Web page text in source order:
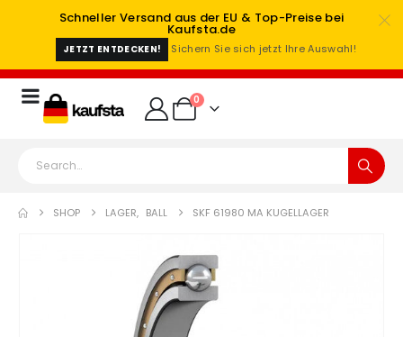
Schneller Versand aus der EU & Top-Preise bei
Kaufsta.de
JETZT ENTDECKEN! Sichern Sie sich jetzt Ihre Auswahl!
0
SHOP LAGER, BALL SKF 61980 MA KUGELLAGER